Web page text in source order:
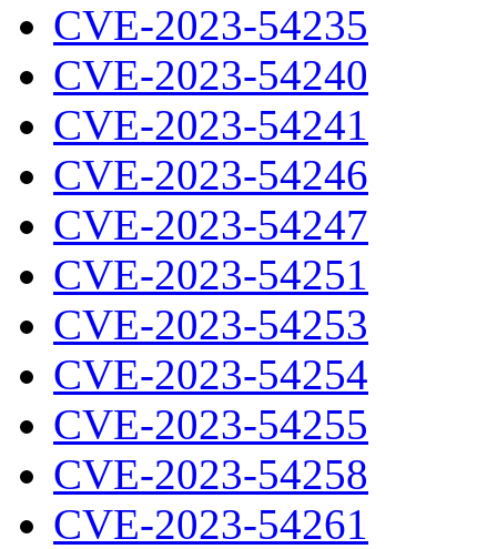
CVE-2023-54235
CVE-2023-54240
CVE-2023-54241
CVE-2023-54246
CVE-2023-54247
CVE-2023-54251
CVE-2023-54253
CVE-2023-54254
CVE-2023-54255
CVE-2023-54258
CVE-2023-54261